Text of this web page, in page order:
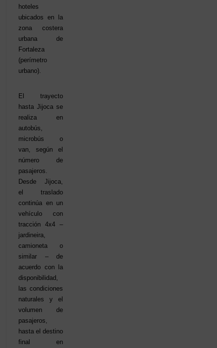
hoteles
ubicados en la
zona costera
urbana de
Fortaleza
(perímetro
urbano).
El trayecto
hasta Jijoca se
realiza en
autobús,
microbús o
van, según el
número de
pasajeros.
Desde Jijoca,
el traslado
continúa en un
vehículo con
tracción 4x4 –
jardineira,
camioneta o
similar – de
acuerdo con la
disponibilidad,
las condiciones
naturales y el
volumen de
pasajeros,
hasta el destino
final en